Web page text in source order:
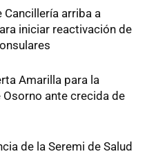
Cancillería arriba a
iniciar reactivación de
Amarilla para la
Osorno ante crecida de
de la Seremi de Salud